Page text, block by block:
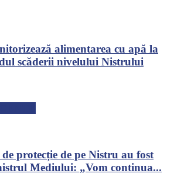
alimentarea cu apă la
scăderii nivelului Nistrului
protecție de pe Nistru au fost
Mediului: „Vom continua...